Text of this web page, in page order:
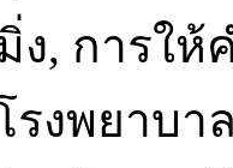
ง, การใ
งพยาบา